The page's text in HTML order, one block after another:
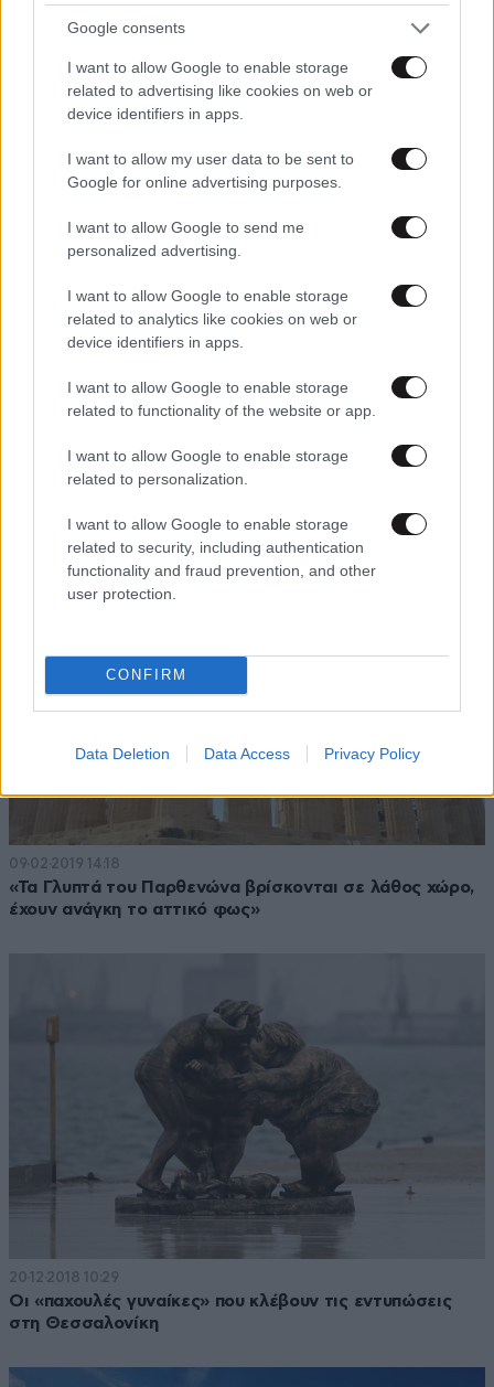
Google consents
I want to allow Google to enable storage
related to advertising like cookies on web or
device identifiers in apps.
I want to allow my user data to be sent to
Google for online advertising purposes.
I want to allow Google to send me
personalized advertising.
I want to allow Google to enable storage
related to analytics like cookies on web or
device identifiers in apps.
I want to allow Google to enable storage
related to functionality of the website or app.
I want to allow Google to enable storage
related to personalization.
I want to allow Google to enable storage
related to security, including authentication
functionality and fraud prevention, and other
user protection.
CONFIRM
Data Deletion Data Access Privacy Policy
Τα γλυπτά που αψηφούν τη βαρύτητα
27·04·2019 00:14
Οι μυστικοί θησαυροί που κρύβει το Α’ Νεκροταφείο
09·02·2019 14:18
«Τα Γλυπτά του Παρθενώνα βρίσκονται σε λάθος χώρο,
έχουν ανάγκη το αττικό φως»
20·12·2018 10:29
Οι «παχουλές γυναίκες» που κλέβουν τις εντυπώσεις
στη Θεσσαλονίκη